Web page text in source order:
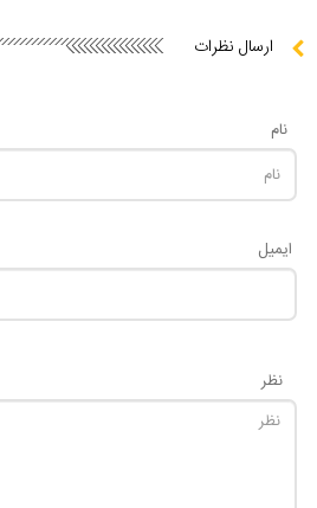
ارسال نظرات
نام
ایمیل
نظر